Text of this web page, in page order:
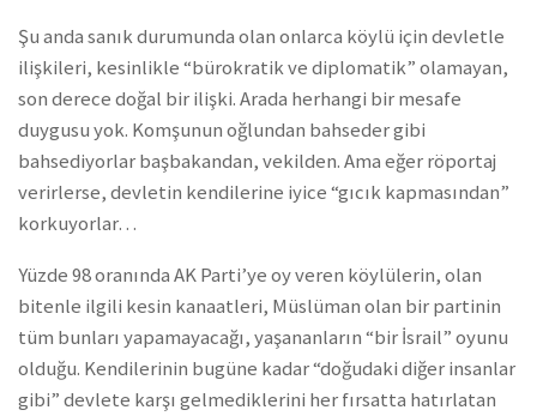
Şu anda sanık durumunda olan onlarca köylü için devletle
ilişkileri, kesinlikle “bürokratik ve diplomatik” olamayan,
son derece doğal bir ilişki. Arada herhangi bir mesafe
duygusu yok. Komşunun oğlundan bahseder gibi
bahsediyorlar başbakandan, vekilden. Ama eğer röportaj
verirlerse, devletin kendilerine iyice “gıcık kapmasından”
korkuyorlar…
Yüzde 98 oranında AK Parti’ye oy veren köylülerin, olan
bitenle ilgili kesin kanaatleri, Müslüman olan bir partinin
tüm bunları yapamayacağı, yaşananların “bir İsrail” oyunu
olduğu. Kendilerinin bugüne kadar “doğudaki diğer insanlar
gibi” devlete karşı gelmediklerini her fırsatta hatırlatan